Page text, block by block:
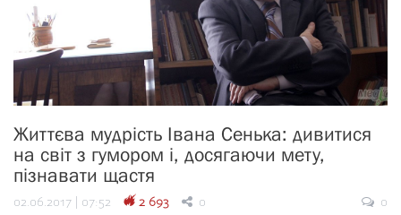
Життєва мудрість Івана Сенька: дивитися
на світ з гумором і, досягаючи мету,
пізнавати щастя
02.06.2017 | 07:52 2 693 0
0